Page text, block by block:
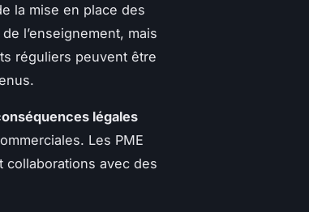
la mise en place des
l’enseignement, mais
réguliers peuvent être
légales
Les PME
avec des